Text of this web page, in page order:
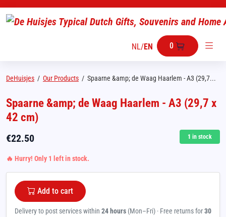
NL/EN 0
DeHuisjes / Our Products / Spaarne &amp; de Waag Haarlem - A3 (29,7...
Spaarne &amp; de Waag Haarlem - A3 (29,7 x
42 cm)
€22.50 1 in stock
🔥 Hurry! Only 1 left in stock.
Add to cart
Delivery to post services within 24 hours (Mon–Fri) · Free returns for30